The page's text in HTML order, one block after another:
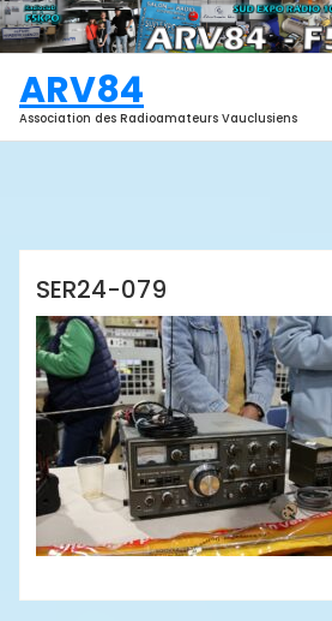
Aller
au
contenu
ARV84
Association des Radioamateurs Vauclusiens
SER24-079